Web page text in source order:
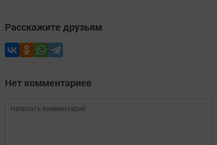
Расскажите друзьям
Нет комментариев